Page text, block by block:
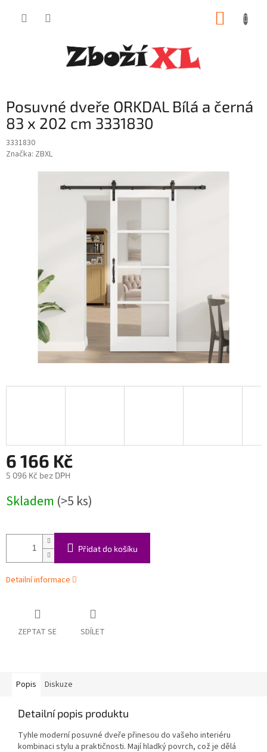
Posuvné dveře ORKDAL Bílá a černá
83 x 202 cm 3331830
3331830
Značka: ZBXL
6 166 Kč
5 096 Kč bez DPH
cena:
Skladem (>5 ks)
Přidat do košíku
Detailní informace
ZEPTAT SE SDÍLET
Popis Diskuze
Detailní popis produktu
Tyhle moderní posuvné dveře přinesou do vašeho interiéru
kombinaci stylu a praktičnosti. Mají hladký povrch, což je dělá